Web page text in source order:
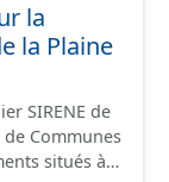
la
la Plaine
SIRENE de
Communes